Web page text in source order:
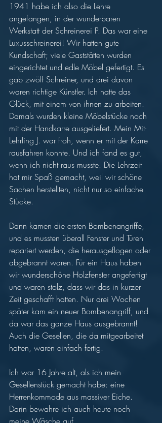
1941 habe ich also die Lehre
angefangen, in der wunderbaren
Werkstatt der Schreinerei P. Das war eine
Luxusschreinerei! Wir hatten gute
Kundschaft; viele Gaststätten wurden
eingerichtet und edle Möbel gefertigt. Es
gab zwölf Schreiner, und drei davon
waren richtige Künstler. Ich hatte das
Glück, mit einem von ihnen zu arbeiten.
Damals wurden kleine Möbelstücke noch
mit der Handkarre ausgeliefert. Mein Mit-
Lehrling J. war froh, wenn er mit der Karre
rausfahren konnte. Und ich fand es gut,
wenn ich nicht raus musste. Die Lehrzeit
hat mir Spaß gemacht, weil wir schöne
Sachen herstellten, nicht nur so einfache
Stücke.
Dann kamen die ersten Bombenangriffe,
und es mussten überall Fenster und Türen
repariert werden, die herausgeflogen oder
abgebrannt waren. Für ein Haus haben
wir wunderschöne Holzfenster angefertigt
und waren stolz, dass wir das in kurzer
Zeit geschafft hatten. Nur drei Wochen
später kam ein neuer Bombenangriff, und
da war das ganze Haus ausgebrannt!
Auch die Gesellen, die da mitgearbeitet
hatten, waren einfach fertig.
Ich war 16 Jahre alt, als ich mein
Gesellenstück gemacht habe: eine
Herrenkommode aus massiver Eiche.
Darin bewahre ich auch heute noch